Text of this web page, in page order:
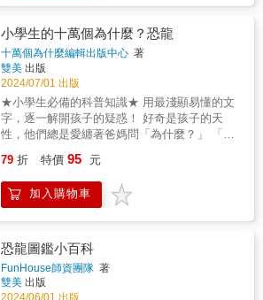
科學插畫家Juan Calle、數位格式創作家Xuan
Le、數位繪圖Max Rambldi和平面設計Olga
Baumert，他們運用各自的視覺設計專長，精心
呈現每一隻恐龍的外觀細節和特徵，帶孩子飽
覽恐龍的奇妙之處。特色3：超豐富！共收錄
366種恐龍，帶你走進超乎想像的奇幻恐龍世界
本書以日曆的方式設計，精選一天一種特色恐
龍，從海洋到陸地、天空，不僅揭開常見恐龍
的全新面貌，也將介紹你認識新發現的恐龍物
性的大型恐龍「劍龍、脘龍」以及像火雞大小
的蟲食性恐龍「中國鳥腳龍」等，徹底拓展對
恐龍的認知！特色4：超有趣！以生活習性為基
礎，讓人大開眼界的全方位恐龍知識本書動物
皆附上存在時代、科屬、食性、體長、體重和
發現地等資訊，並以淺顯有趣的口吻介紹動物
們充滿特色的生活方式！並收錄恐龍崛起與終
的地球， 他們遇到了霸王龍、三角龍、滄
龍、風神翼龍等各種恐龍， 一路上，他們
利用各種高科技裝備化險為夷， 誤打誤撞
越來越深入恐龍世界，展開了一連串的冒險！
究竟他們能不能順利找到能源呢？ 賽
雷用爆笑有趣的方式，讓孩子身歷其境地瞭解
生物知識。 快跟這群可愛外星人一起去冒
險吧！ 本書特色1. 兼具知識性與趣味性：
以幽默的方式介紹知識，讓孩子在哈哈大笑中
學習恐龍知識：全面介紹白堊紀的特色恐龍，
如霸王龍、三角龍、滄龍……3. 方便閱讀的大
開本：可愛呆萌的畫風、全彩印刷，跟著賽雷
音，適合7-12歲閱讀
小學生的十萬個為什麼？恐龍
十萬個為什麼編輯出版中心 著
雙美 出版
2024/07/01 出版
★小學生必備的科普知識★ 用最淺顯易懂的文
字，逐一解開孩子的疑惑！ 好奇是孩子的天
性，他們總是愛纏著爸媽問「為什麼？」 「誰
「地球上發生過幾次大滅絕？」 這些天馬行空
的想像、一個又一個的疑問背後， 代表著強烈
的求知欲望與學習能力。 本書精選64則小學生
行為與生存方式， 還有《遠古動物分類心智
圖》，幫助孩子訓練邏輯思維、統整知識， 快
來一起揭開恐龍的神祕面紗，成為科普知識小
達人吧！ 《全系列產品》 小學生的十萬個為什
79 折 特價 95 元
加入購物車
恐龍圖鑑小百科
FunHouse師資團隊 著
雙美 出版